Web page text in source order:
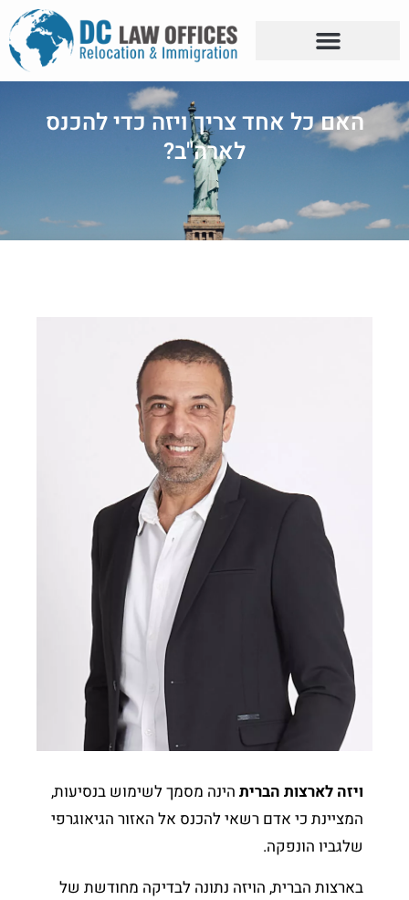
האם כל אחד צריך ויזה כדי להכנס
לארה"ב?
ויזה לארצות הברית הינה מסמך לשימוש בנסיעות,
המציינת כי אדם רשאי להכנס אל האזור הגיאוגרפי
שלגביו הונפקה.
בארצות הברית, הויזה נתונה לבדיקה מחודשת של